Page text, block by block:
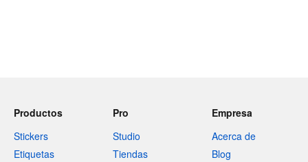
Productos
Stickers
Etiquetas
Pro
Studio
Tiendas
Empresa
Acerca de
Blog